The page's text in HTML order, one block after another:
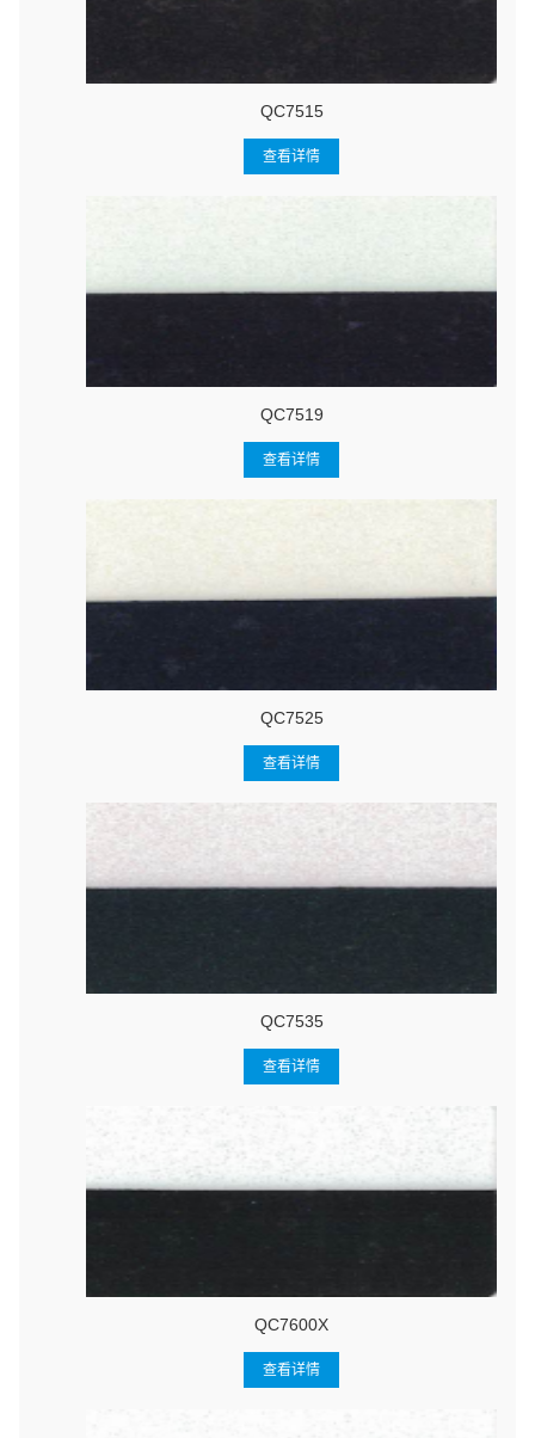
QC7515
查看详情
QC7519
查看详情
QC7525
查看详情
QC7535
查看详情
QC7600X
查看详情